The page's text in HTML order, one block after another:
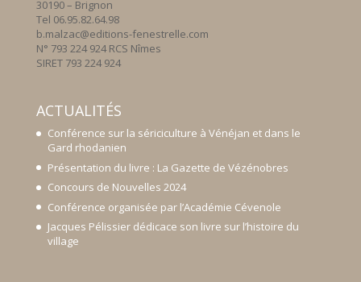
30190 – Brignon
Tel 06.95.82.64.98
b.malzac@editions-fenestrelle.com
N° 793 224 924 RCS Nîmes
SIRET 793 224 924
ACTUALITÉS
Conférence sur la sériciculture à Vénéjan et dans le
Gard rhodanien
Présentation du livre : La Gazette de Vézénobres
Concours de Nouvelles 2024
Conférence organisée par l’Académie Cévenole
Jacques Pélissier dédicace son livre sur l’histoire du
village